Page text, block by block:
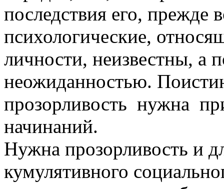
последствия его, прежде
психологические,
личности, неизвестны, а
неожиданностью.
прозорливость нужна
начинаний.
Нужна прозорливость и
кумулятивного